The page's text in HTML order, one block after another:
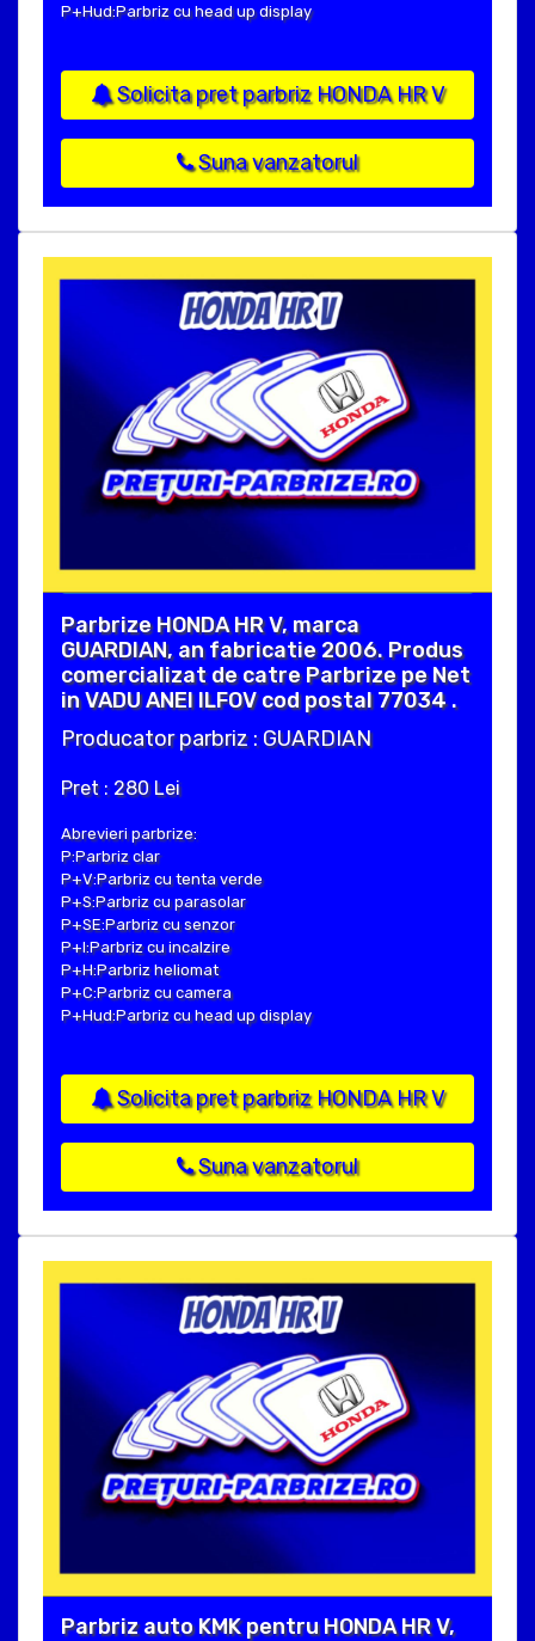
P+Hud:Parbriz cu head up display
Solicita pret parbriz HONDA HR V
Suna vanzatorul
Parbrize HONDA HR V, marca
GUARDIAN, an fabricatie 2006. Produs
comercializat de catre Parbrize pe Net
in VADU ANEI ILFOV cod postal 77034 .
Producator parbriz : GUARDIAN
Pret : 280 Lei
Abrevieri parbrize:
P:Parbriz clar
P+V:Parbriz cu tenta verde
P+S:Parbriz cu parasolar
P+SE:Parbriz cu senzor
P+I:Parbriz cu incalzire
P+H:Parbriz heliomat
P+C:Parbriz cu camera
P+Hud:Parbriz cu head up display
Solicita pret parbriz HONDA HR V
Suna vanzatorul
Parbriz auto KMK pentru HONDA HR V,